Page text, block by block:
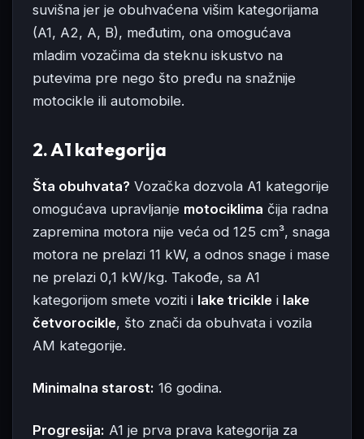
suvišna jer je obuhvaćena višim kategorijama
(A1, A2, A, B), međutim, ona omogućava
mladim vozačima da steknu iskustvo na
putevima pre nego što pređu na snažnije
motocikle ili automobile.
2. A1 kategorija
Šta obuhvata? Vozačka dozvola A1 kategorije
omogućava upravljanje motociklima čija radna
zapremina motora nije veća od 125 cm³, snaga
motora ne prelazi 11 kW, a odnos snage i mase
ne prelazi 0,1 kW/kg. Takođe, sa A1
kategorijom smete voziti i lake tricikle i lake
četvorocikle, što znači da obuhvata i vozila
AM kategorije.
Minimalna starost: 16 godina.
Progresija: A1 je prva prava kategorija za